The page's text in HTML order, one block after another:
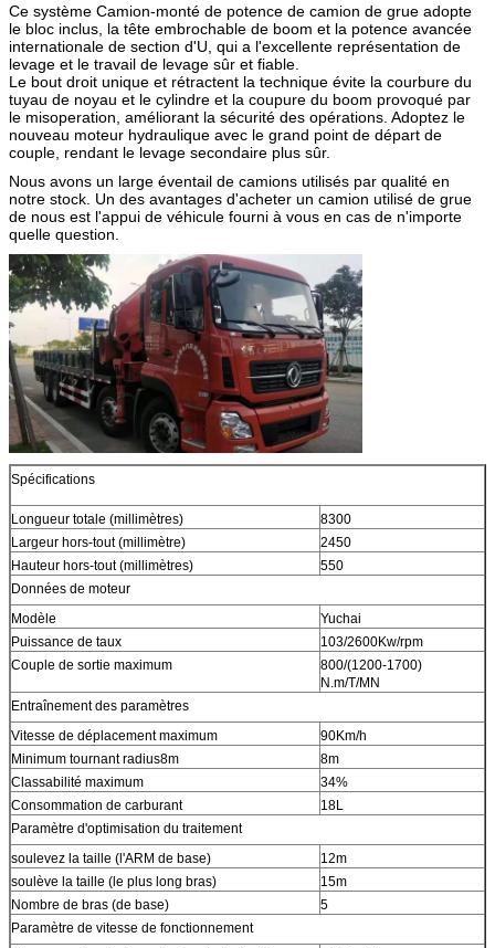
Ce système Camion-monté de potence de camion de grue adopte
le bloc inclus, la tête embrochable de boom et la potence avancée
internationale de section d'U, qui a l'excellente représentation de
levage et le travail de levage sûr et fiable.
Le bout droit unique et rétractent la technique évite la courbure du
tuyau de noyau et le cylindre et la coupure du boom provoqué par
le misoperation, améliorant la sécurité des opérations. Adoptez le
nouveau moteur hydraulique avec le grand point de départ de
couple, rendant le levage secondaire plus sûr.
Nous avons un large éventail de camions utilisés par qualité en
notre stock. Un des avantages d'acheter un camion utilisé de grue
de nous est l'appui de véhicule fourni à vous en cas de n'importe
quelle question.
Spécifications
Longueur totale (millimètres)
8300
Largeur hors-tout (millimètre)
2450
Hauteur hors-tout (millimètres)
550
Données de moteur
Modèle
Yuchai
Puissance de taux
103/2600Kw/rpm
Couple de sortie maximum
800/(1200-1700)
N.m/T/MN
Entraînement des paramètres
Vitesse de déplacement maximum
90Km/h
Minimum tournant radius8m
8m
Classabilité maximum
34%
Consommation de carburant
18L
Paramètre d'optimisation du traitement
soulevez la taille (l'ARM de base)
12m
soulève la taille (le plus long bras)
15m
Nombre de bras (de base)
5
Paramètre de vitesse de fonctionnement